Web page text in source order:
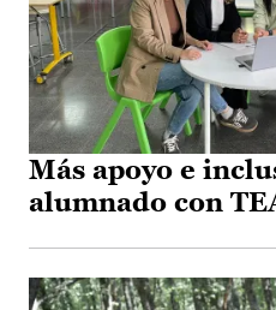
Más apoyo e
alumnado con